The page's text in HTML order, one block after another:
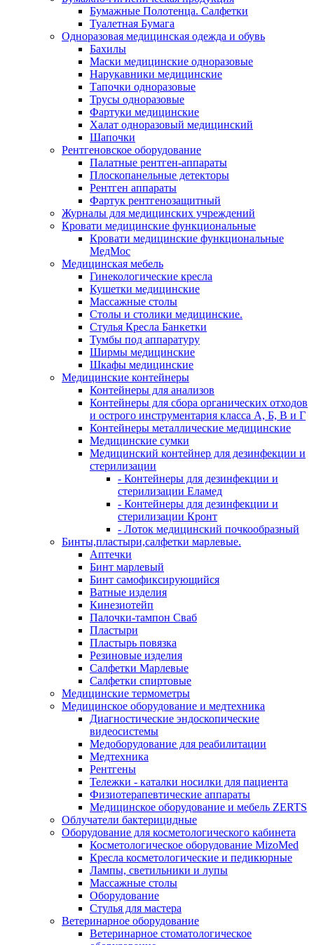
Бумажные Полотенца. Салфетки
Туалетная Бумага
Одноразовая медицинская одежда и обувь
Бахилы
Маски медицинские одноразовые
Нарукавники медицинские
Тапочки одноразовые
Трусы одноразовые
Фартуки медицинские
Халат одноразовый медицинский
Шапочки
Рентгеновское оборудование
Палатные рентген-аппараты
Плоскопанельные детекторы
Рентген аппараты
Фартук рентгенозащитный
Журналы для медицинских учреждений
Кровати медицинские функциональные
Кровати медицинские функциональные
МедМос
Медицинская мебель
Гинекологические кресла
Кушетки медицинские
Массажные столы
Столы и столики медицинские.
Стулья Кресла Банкетки
Тумбы под аппаратуру
Ширмы медицинские
Шкафы медицинские
Медицинские контейнеры
Контейнеры для анализов
Контейнеры для сбора органических отходов
и острого инструментария класса А, Б, В и Г
Контейнеры металлические медицинские
Медицинские сумки
Медицинский контейнер для дезинфекции и
стерилизации
- Контейнеры для дезинфекции и
стерилизации Еламед
- Контейнеры для дезинфекции и
стерилизации Кронт
- Лоток медицинский почкообразный
Бинты,пластыри,салфетки марлевые.
Аптечки
Бинт марлевый
Бинт самофиксирующийся
Ватные изделия
Кинезиотейп
Палочки-тампон Сваб
Пластыри
Пластырь повязка
Резиновые изделия
Салфетки Марлевые
Салфетки спиртовые
Медицинские термометры
Медицинское оборудование и медтехника
Диагностические эндоскопические
видеосистемы
Медоборудование для реабилитации
Медтехника
Рентгены
Тележки - каталки носилки для пациента
Физиотерапевтические аппараты
Медицинское оборудование и мебель ZERTS
Облучатели бактерицидные
Оборудование для косметологического кабинета
Косметологическое оборудование MizoMed
Кресла косметологические и педикюрные
Лампы, светильники и лупы
Массажные столы
Оборудование
Стулья для мастера
Ветеринарное оборудование
Ветеринарное стоматологическое